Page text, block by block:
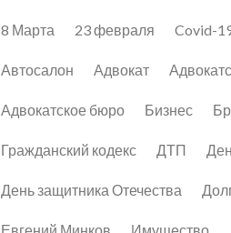
8 Марта 23 февраля Covid-
Автосалон Адвокат
Адвокатское бюро Бизнес
Гражданский кодекс ДТП
День защитника Отечества
Евгений Минков Имущество